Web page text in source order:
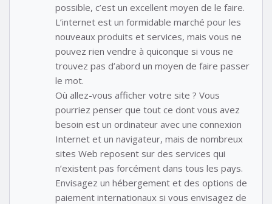
possible, c’est un excellent moyen de le faire.
L’internet est un formidable marché pour les
nouveaux produits et services, mais vous ne
pouvez rien vendre à quiconque si vous ne
trouvez pas d’abord un moyen de faire passer
le mot.
Où allez-vous afficher votre site ? Vous
pourriez penser que tout ce dont vous avez
besoin est un ordinateur avec une connexion
Internet et un navigateur, mais de nombreux
sites Web reposent sur des services qui
n’existent pas forcément dans tous les pays.
Envisagez un hébergement et des options de
paiement internationaux si vous envisagez de